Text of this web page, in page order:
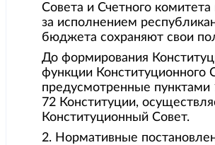
Совета и Счетного
за исполнением
бюджета сохраняют свои
До формирования
функции Конституционного
предусмотренные пунктами
72 Конституции,
Конституционный Совет.
2. Нормативные